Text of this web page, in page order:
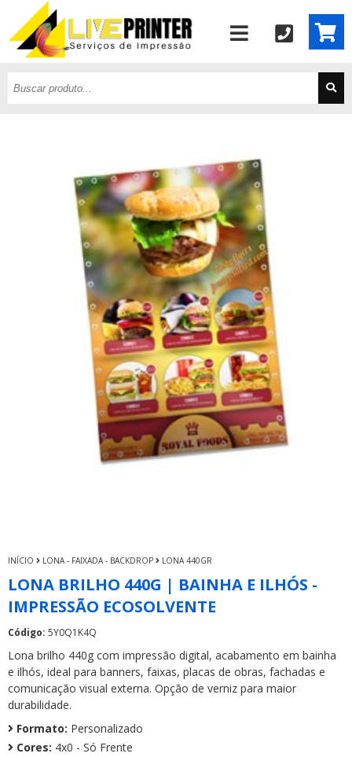
INÍCIO LONA - FAIXADA - BACKDROP LONA 440GR
LONA BRILHO 440G | BAINHA E ILHÓS -
IMPRESSÃO ECOSOLVENTE
Código: 5Y0Q1K4Q
Lona brilho 440g com impressão digital, acabamento em bainha
e ilhós, ideal para banners, faixas, placas de obras, fachadas e
comunicação visual externa. Opção de verniz para maior
durabilidade.
Formato: Personalizado
Cores: 4x0 - Só Frente